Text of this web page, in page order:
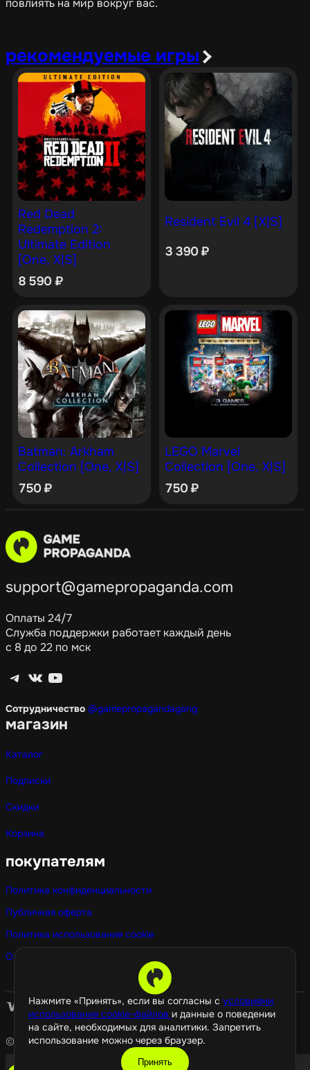
Нажмите «Принять», если вы согласны с условиями
использования cookie-файлов и данные о поведении
на сайте, необходимых для аналитики. Запретить
использование можно через браузер.
Принять
повлиять на мир вокруг вас.
рекомендуемые игры
Red Dead
Redemption 2:
Ultimate Edition
[One, X|S]
8 590 ₽
Resident Evil 4 [X|S]
3 390₽
Batman: Arkham
Collection [One, X|S]
750₽
LEGO Marvel
Collection [One, X|S]
750₽
support@gamepropaganda.com
Оплаты 24/7
Служба поддержки работает каждый день
с 8 до 22 по мск
Telegram ВКонтакте YouTube
Сотрудничество @gamepropagandagang
магазин
Каталог
Подписки
Скидки
Корзина
покупателям
Политика конфиденциальности
Публичная оферта
Политика использования cookie
Оптовые покупки
© 2026 GamePropaganda